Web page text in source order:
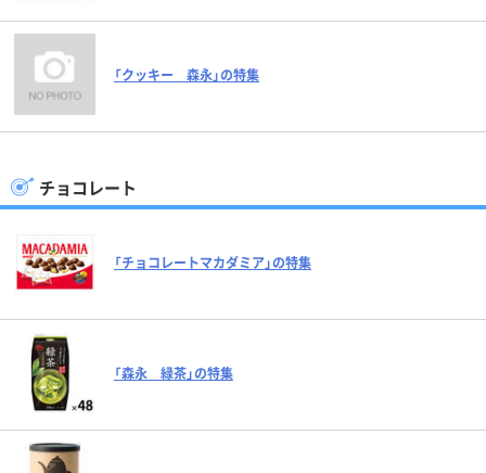
「クッキー 森永」の特集
チョコレート
「チョコレートマカダミア」の特集
「森永 緑茶」の特集